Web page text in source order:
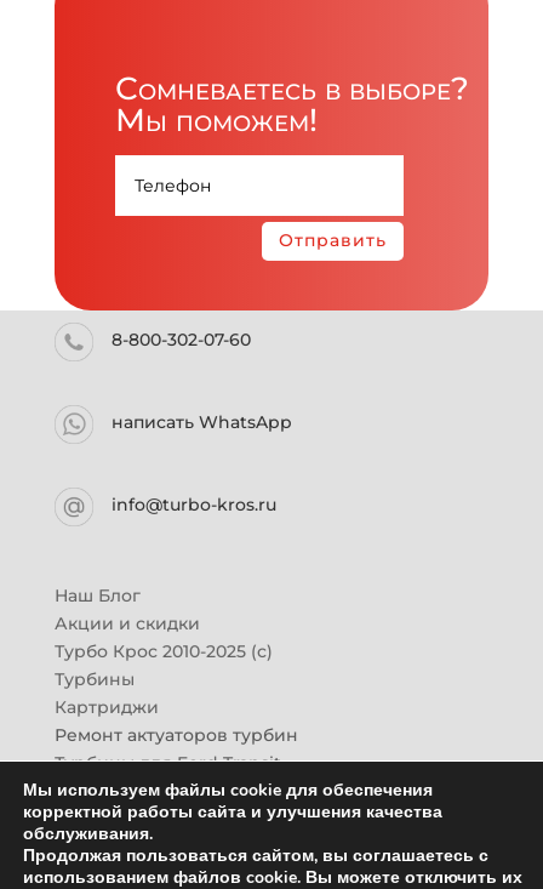
Сомневаетесь в выборе?
Мы поможем!
Отправить
8-800-302-07-60
написать WhatsApp
info@turbo-kros.ru
Наш Блог
Акции и скидки
Турбо Крос 2010-2025 (с)
Турбины
Картриджи
Ремонт актуаторов турбин
Турбины для Ford Transit
Турбины для Mazda CX-7
Картридж для ГАЗон-Next
Турбины HINO (Хино)
Купить новую турбину
Мы используем файлы cookie для обеспечения
корректной работы сайта и улучшения качества
обслуживания.
Продолжая пользоваться сайтом, вы соглашаетесь с
использованием файлов cookie. Вы можете отключить их